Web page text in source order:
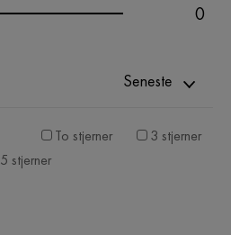
0
Seneste
To stjerner
3 stjerner
5 stjerner